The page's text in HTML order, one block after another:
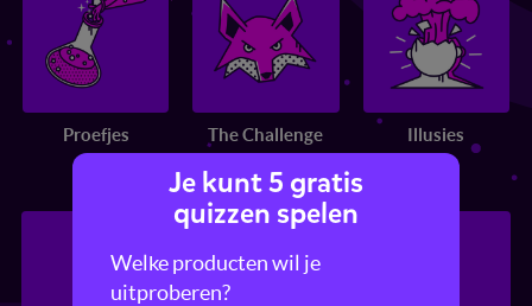
Proefjes The Challenge Illusies
Je kunt 5 gratis
quizzen spelen
Welke producten wil je
uitproberen?